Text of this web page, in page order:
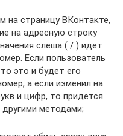
на страницу ВКонтакте,
на адресную строку
слеша ( / ) идет
Если пользователь
это и будет его
а если изменил на
и цифр, то придется
методами;